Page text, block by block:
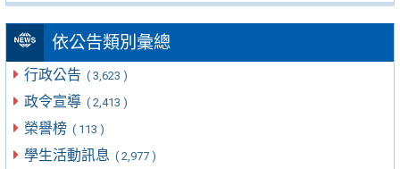
依公告類別彙總
行政公告 ( 3,623 )
政令宣導 ( 2,413 )
榮譽榜 ( 113 )
學生活動訊息 ( 2,977 )